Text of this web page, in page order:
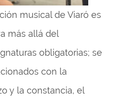
musical de Viaró es
más allá del
obligatorias; se
con la
y la constancia, el